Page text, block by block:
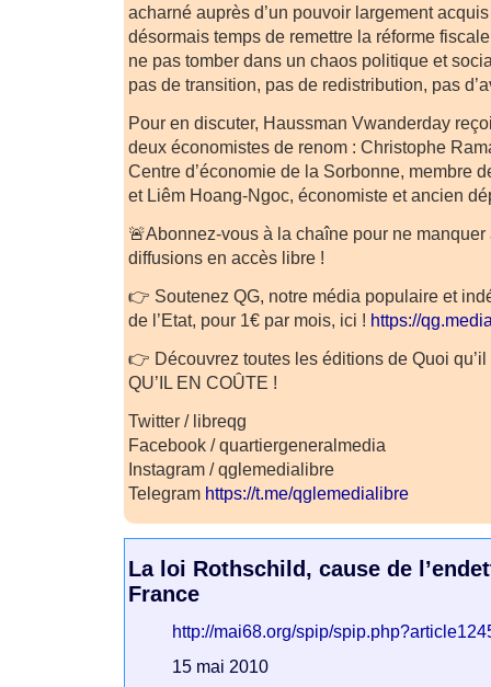
acharné auprès d’un pouvoir largement
désormais temps de remettre la réforme
ne pas tomber dans un chaos politique et
pas de transition, pas de redistribution, pas
Pour en discuter, Haussman Vwanderday
deux économistes de renom : Christophe
Centre d’économie de la Sorbonne, membre
et Liêm Hoang-Ngoc, économiste et ancien
🚨Abonnez-vous à la chaîne pour ne
diffusions en accès libre !
👉 Soutenez QG, notre média populaire et
de l’Etat, pour 1€ par mois, ici ! https://
👉 Découvrez toutes les éditions de Quoi qu’il
QU’IL EN COÛTE !
Twitter / libreqg
Facebook / quartiergeneralmedia
Instagram / qglemedialibre
Telegram https://t.me/qglemedialibre
La loi Rothschild, cause de
France
http://mai68.org/spip/
15 mai 2010